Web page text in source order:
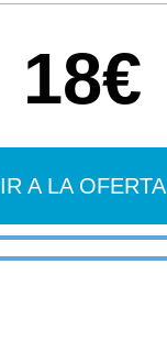
18€
IR A LA OFERTA